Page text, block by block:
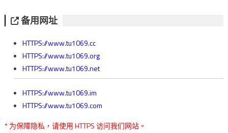
备用网址
HTTPS://www.tu1069.cc
HTTPS://www.tu1069.org
HTTPS://www.tu1069.net
HTTPS://www.tu1069.im
HTTPS://www.tu1069.com
* 为保障隐私，请使用 HTTPS 访问我们网站。